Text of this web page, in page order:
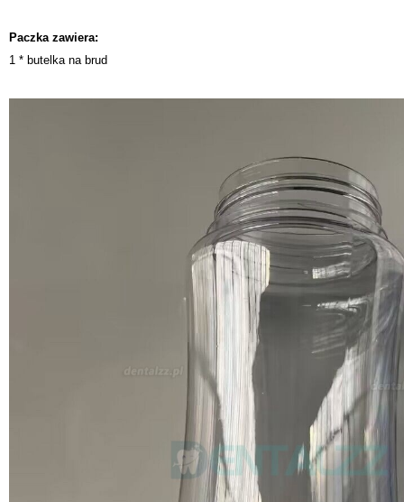
Paczka zawiera:
1 * butelka na brud